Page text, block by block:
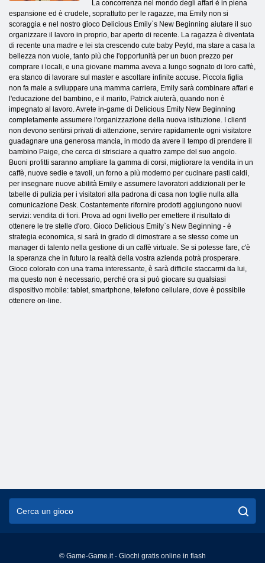
La concorrenza nel mondo degli affari è in piena
espansione ed è crudele, soprattutto per le ragazze, ma Emily non si
scoraggia e nel nostro gioco Delicious Emily`s New Beginning aiutare il suo
organizzare il lavoro in proprio, bar aperto di recente. La ragazza è diventata
di recente una madre e lei sta crescendo cute baby Peyld, ma stare a casa la
bellezza non vuole, tanto più che l'opportunità per un buon prezzo per
comprare i locali, e una giovane mamma aveva a lungo sognato di loro caffè,
era stanco di lavorare sul master e ascoltare infinite accuse. Piccola figlia
non fa male a sviluppare una mamma carriera, Emily sarà combinare affari e
l'educazione del bambino, e il marito, Patrick aiuterà, quando non è
impegnato al lavoro. Avrete in-game di Delicious Emily New Beginning
completamente assumere l'organizzazione della nuova istituzione. I clienti
non devono sentirsi privati ​​di attenzione, servire rapidamente ogni visitatore
guadagnare una generosa mancia, in modo da avere il tempo di prendere il
bambino Paige, che cerca di strisciare a quattro zampe del suo angolo.
Buoni profitti saranno ampliare la gamma di corsi, migliorare la vendita in un
caffè, nuove sedie e tavoli, un forno a più moderno per cucinare pasti caldi,
per insegnare nuove abilità Emily e assumere lavoratori addizionali per le
tabelle di pulizia per i visitatori alla padrona di casa non toglie nulla alla
comunicazione Desk. Costantemente rifornire prodotti aggiungono nuovi
servizi: vendita di fiori. Prova ad ogni livello per emettere il risultato di
ottenere le tre stelle d'oro. Gioco Delicious Emily`s New Beginning - è
strategia economica, si sarà in grado di dimostrare a se stesso come un
manager di talento nella gestione di un caffè virtuale. Se si potesse fare, c'è
la speranza che in futuro la realtà della vostra azienda potrà prosperare.
Gioco colorato con una trama interessante, è sarà difficile staccarmi da lui,
ma questo non è necessario, perché ora si può giocare su qualsiasi
dispositivo mobile: tablet, smartphone, telefono cellulare, dove è possibile
ottenere on-line.
© Game-Game.it - Giochi gratis online in flash